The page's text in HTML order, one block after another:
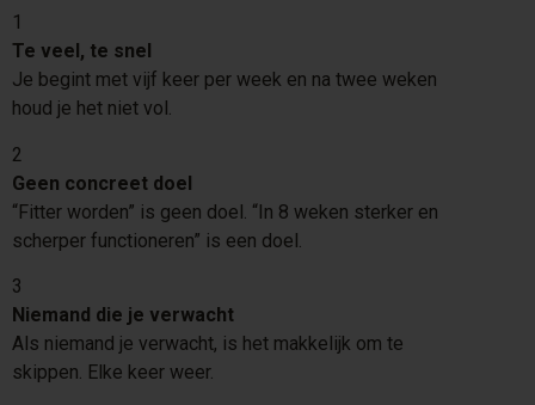
1
Te veel, te snel
Je begint met vijf keer per week en na twee weken
houd je het niet vol.
2
Geen concreet doel
“Fitter worden” is geen doel. “In 8 weken sterker en
scherper functioneren” is een doel.
3
Niemand die je verwacht
Als niemand je verwacht, is het makkelijk om te
skippen. Elke keer weer.